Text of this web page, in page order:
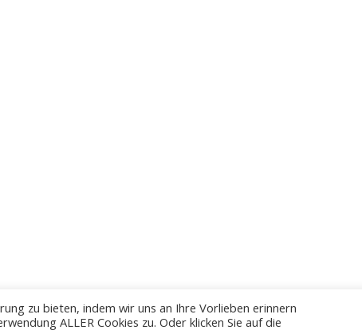
zu bieten, indem wir uns an Ihre Vorlieben erinnern
ALLER Cookies zu. Oder klicken Sie auf die